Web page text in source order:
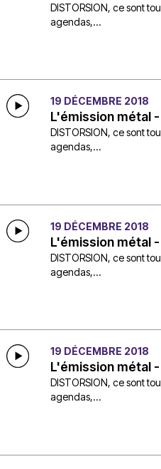
DISTORSION, ce sont
agendas,...
19 DÉCEMBRE 2018
L'émission métal
DISTORSION, ce sont
agendas,...
19 DÉCEMBRE 2018
L'émission métal
DISTORSION, ce sont
agendas,...
19 DÉCEMBRE 2018
L'émission métal
DISTORSION, ce sont
agendas,...